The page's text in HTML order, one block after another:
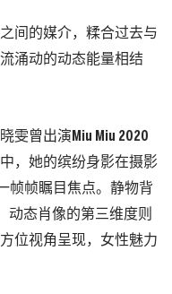
间的媒介，糅合过去与
涌动的动态能量相结
雯曾出演Miu Miu 2020
，她的缤纷身影在摄影
帧帧瞩目焦点。静物背
动态肖像的第三维度则
位视角呈现，女性魅力